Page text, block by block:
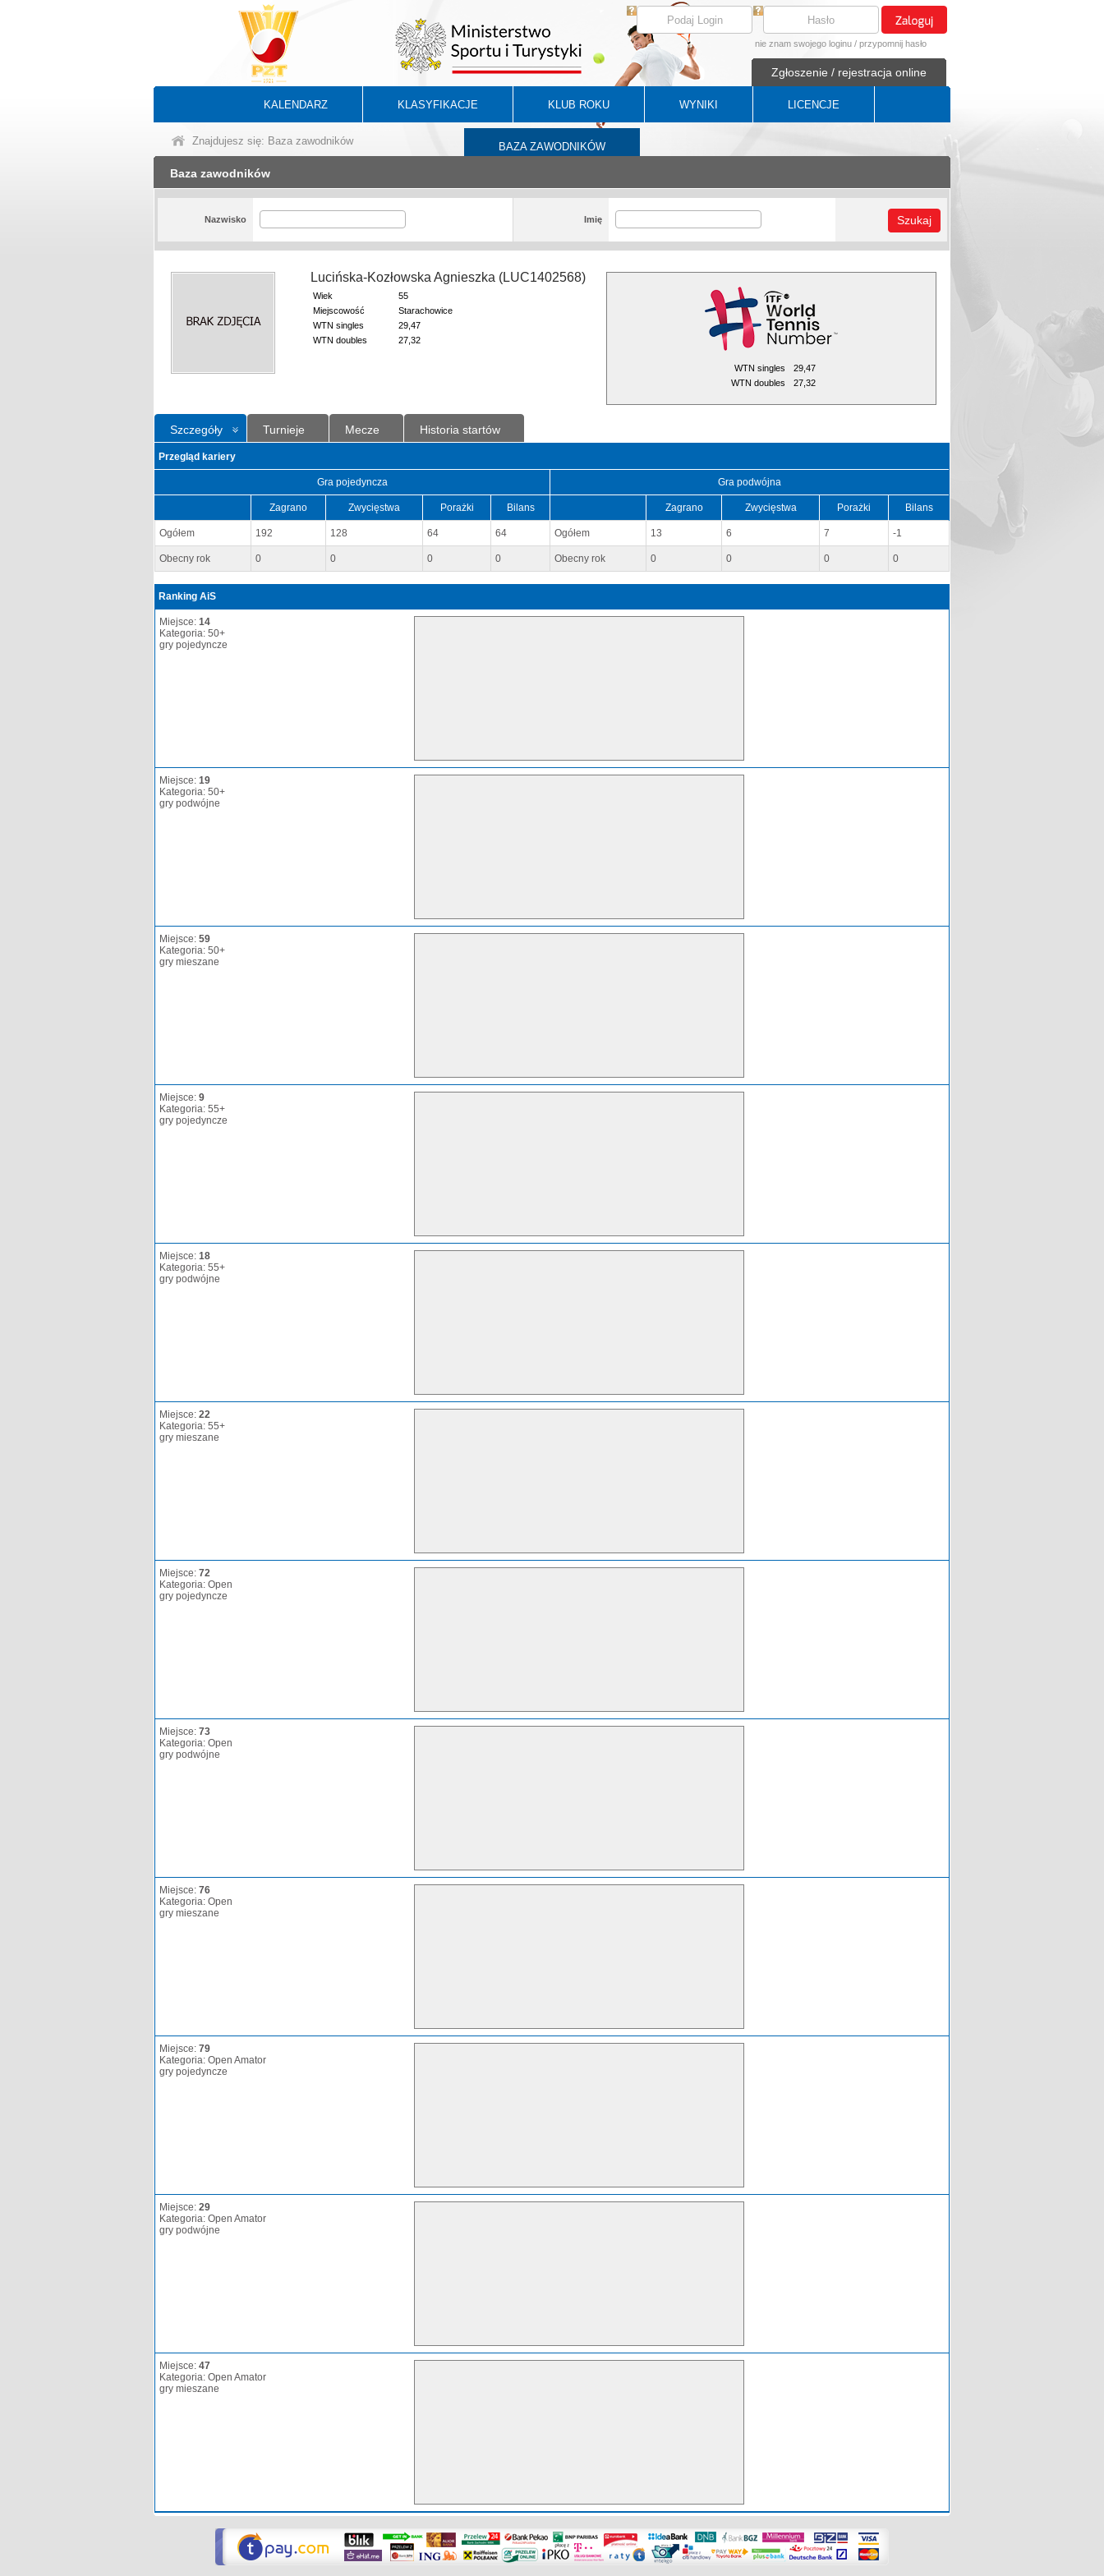
nie znam swojego loginu / przypomnij hasło
Zgłoszenie / rejestracja online
KALENDARZ KLASYFIKACJE KLUB ROKU WYNIKI LICENCJE
BAZA ZAWODNIKÓW
Znajdujesz się: Baza zawodników
Baza zawodników
Nazwisko Imię Szukaj
Lucińska-Kozłowska Agnieszka (LUC1402568)
Wiek
55
Miejscowość
Starachowice
WTN singles
29,47
WTN doubles
27,32
WTN singles
29,47
WTN doubles
27,32
Szczegóły Turnieje Mecze Historia startów
Przegląd kariery
Gra pojedyncza Gra podwójna
Zagrano Zwycięstwa Porażki Bilans Zagrano Zwycięstwa Porażki Bilans
Ogółem 192 128 64 64 Ogółem 13 6 7 -1
Obecny rok 0 0 0 0 Obecny rok 0 0 0 0
Ranking AiS
Miejsce: 14
Kategoria: 50+
gry pojedyncze
Miejsce: 19
Kategoria: 50+
gry podwójne
Miejsce: 59
Kategoria: 50+
gry mieszane
Miejsce: 9
Kategoria: 55+
gry pojedyncze
Miejsce: 18
Kategoria: 55+
gry podwójne
Miejsce: 22
Kategoria: 55+
gry mieszane
Miejsce: 72
Kategoria: Open
gry pojedyncze
Miejsce: 73
Kategoria: Open
gry podwójne
Miejsce: 76
Kategoria: Open
gry mieszane
Miejsce: 79
Kategoria: Open Amator
gry pojedyncze
Miejsce: 29
Kategoria: Open Amator
gry podwójne
Miejsce: 47
Kategoria: Open Amator
gry mieszane